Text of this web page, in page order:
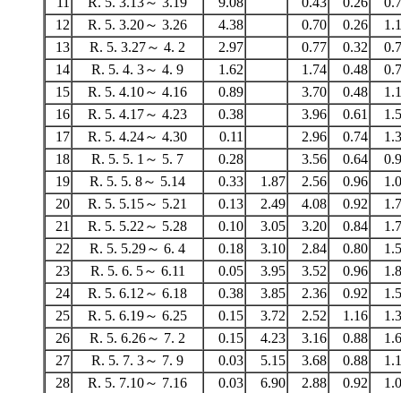
12
R. 5. 3.20～ 3.26 4.38 0.70 0.26
13
R. 5. 3.27～ 4. 2 2.97 0.77 0.32
14
R. 5. 4. 3～ 4. 9 1.62 1.74 0.48
15
R. 5. 4.10～ 4.16 0.89 3.70 0.48
16
R. 5. 4.17～ 4.23 0.38 3.96 0.61
17
R. 5. 4.24～ 4.30 0.11 2.96 0.74
18
R. 5. 5. 1～ 5. 7 0.28 3.56 0.64
19
R. 5. 5. 8～ 5.14 0.33 1.87 2.56 0.96
20
R. 5. 5.15～ 5.21 0.13 2.49 4.08 0.92
21
R. 5. 5.22～ 5.28 0.10 3.05 3.20 0.84
22
R. 5. 5.29～ 6. 4 0.18 3.10 2.84 0.80
23
R. 5. 6. 5～ 6.11 0.05 3.95 3.52 0.96
24
R. 5. 6.12～ 6.18 0.38 3.85 2.36 0.92
25
R. 5. 6.19～ 6.25 0.15 3.72 2.52 1.16
26
R. 5. 6.26～ 7. 2 0.15 4.23 3.16 0.88
27
R. 5. 7. 3～ 7. 9 0.03 5.15 3.68 0.88
28
R. 5. 7.10～ 7.16 0.03 6.90 2.88 0.92